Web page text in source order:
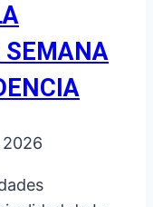
SEMANA
2026